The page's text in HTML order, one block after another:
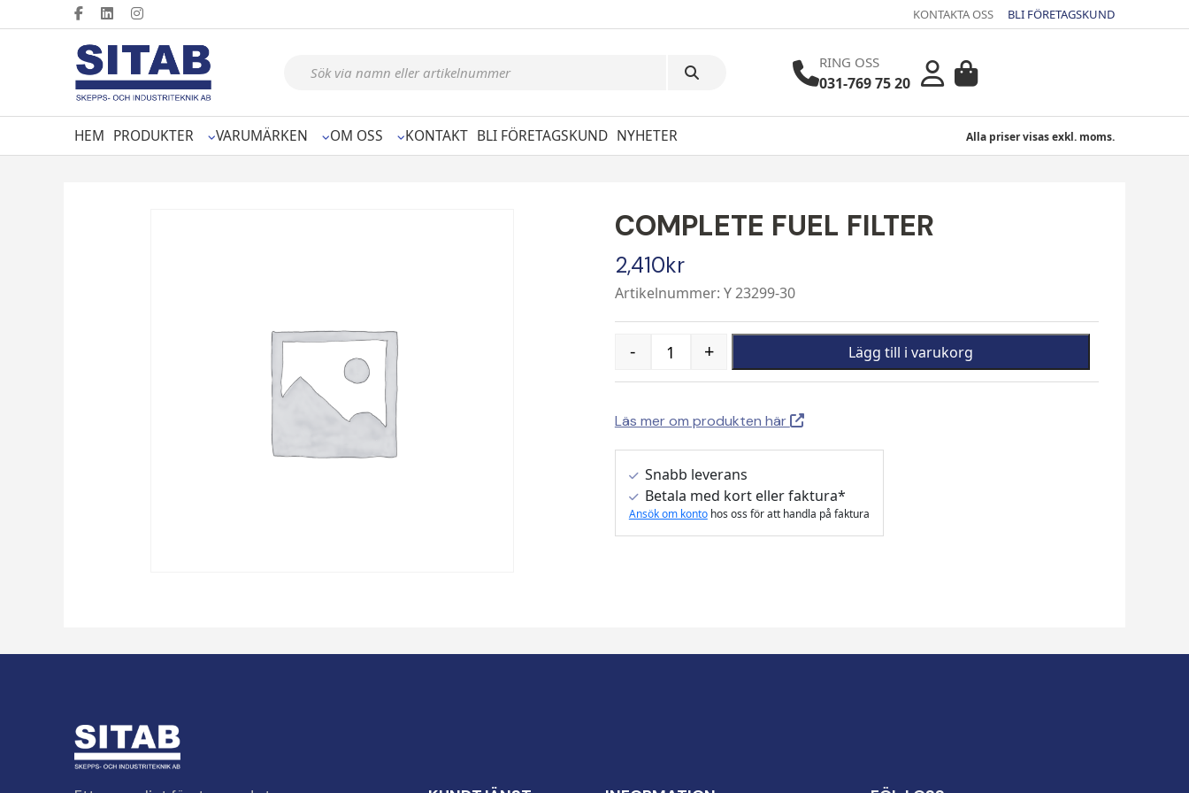
KONTAKTA OSS BLI FÖRETAGSKUND
RING OSS
031-769 75 20
HEM PRODUKTER VARUMÄRKEN OM OSS KONTAKT BLI FÖRETAGSKUND NYHETER Alla priser visas exkl. moms.
COMPLETE FUEL FILTER
2,410kr
Artikelnummer: Y 23299-30
Quantity
- + Lägg till i varukorg
Läs mer om produkten här
Snabb leverans
Betala med kort eller faktura*
Ansök om kontohos oss för att handla på faktura